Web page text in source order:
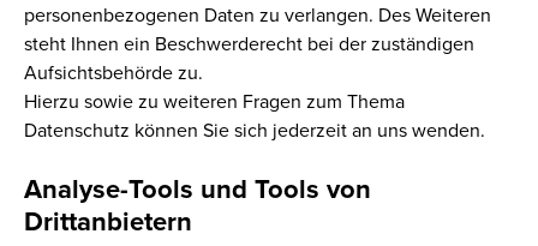
personenbezogenen Daten zu verlangen. Des Weiteren
steht Ihnen ein Beschwerderecht bei der zuständigen
Aufsichtsbehörde zu.
Hierzu sowie zu weiteren Fragen zum Thema
Datenschutz können Sie sich jederzeit an uns wenden.
Analyse-Tools und Tools von
Drittanbietern